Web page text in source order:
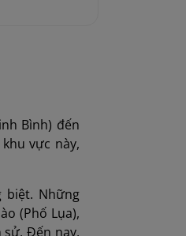
Bình) đến
vực này,
biệt. Những
(Phố Lụa),
sử. Đến nay,